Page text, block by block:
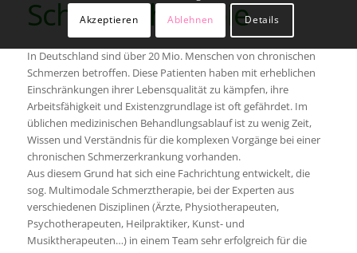
Schmerztherapie
In Deutschland sind über 20 Mio. Menschen von chronischen
Schmerzen betroffen. Diese Patienten haben mit erheblichen
Einschränkungen ihrer Lebensqualität zu kämpfen, ihre
Arbeitsfähigkeit und Existenzgrundlage ist oft gefährdet. Im
üblichen medizinischen Behandlungsablauf ist zu wenig Zeit,
Wissen und Verständnis für die komplexen Vorgänge bei einer
chronischen Schmerzerkrankung vorhanden.
Aus diesem Grund hat sich eine Fachrichtung entwickelt, die
sog. Multimodale Schmerztherapie, bei der Experten aus
verschiedenen Disziplinen (Ärzte, Physiotherapeuten,
Psychotherapeuten, Heilpraktiker, Kunst- und
Musiktherapeuten…) in einem Team sehr erfolgreich für die
Akzeptieren
Ablehnen Details